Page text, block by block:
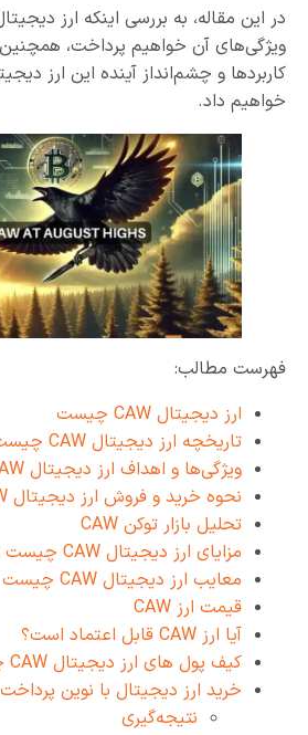
ویژگی‌های آن خواهیم پرداخت، همچنین
کاربردها و چشم‌انداز آینده این ارز
خواهیم داد.
فهرست مطالب:
ارز دیجیتال CAW چیست
تاریخچه ارز دیجیتال CAW چیست
ویژگی‌ها و اهداف ارز دیجیتال CAW چیست
نحوه خرید و فروش ارز دیجیتال CAW چیست؟
تحلیل بازار توکن CAW
مزایای ارز دیجیتال CAW چیست
معایب ارز دیجیتال CAW چیست
قیمت ارز CAW
آیا ارز CAW قابل اعتماد است؟
کیف پول های ارز دیجیتال CAW چیست
خرید ارز دیجیتال با نوین پرداخت
نتیجه‌گیری